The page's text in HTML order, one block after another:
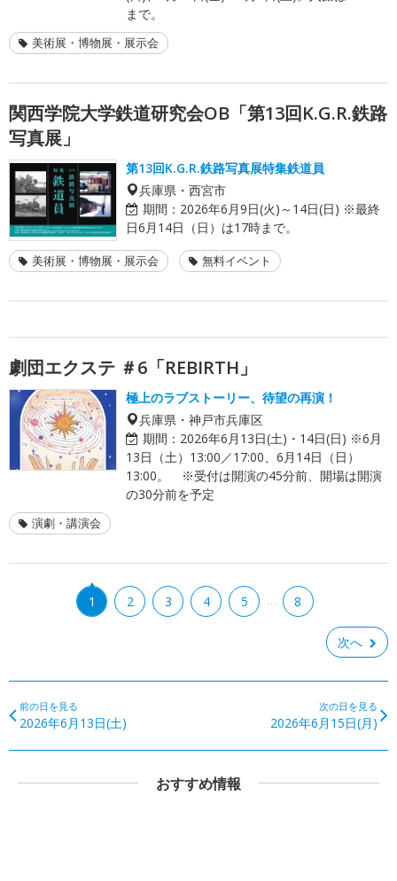
まで。
美術展・博物展・展示会
関西学院大学鉄道研究会OB「第13回K.G.R.鉄路
写真展」
第13回K.G.R.鉄路写真展特集鉄道員
兵庫県・西宮市
期間： 2026年6月9日(火)～14日(日) ※最終
日6月14日（日）は17時まで。
美術展・博物展・展示会 無料イベント
劇団エクステ ＃6「REBIRTH」
極上のラブストーリー、待望の再演！
兵庫県・神戸市兵庫区
期間： 2026年6月13日(土)・14日(日) ※6月
13日（土）13:00／17:00、6月14日（日）
13:00。 ※受付は開演の45分前、開場は開演
の30分前を予定
演劇・講演会
1 2 3 4 5 … 8
次へ
前の日を見る
2026年6月13日(土)
次の日を見る
2026年6月15日(月)
おすすめ情報